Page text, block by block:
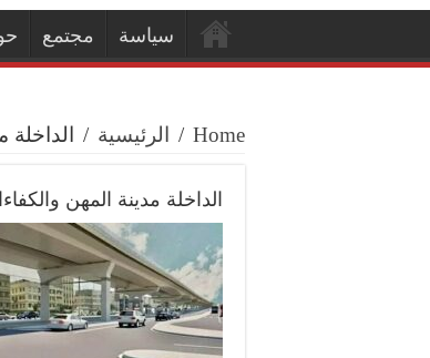
سياسة مجتمع
Home
/ الرئيسية /
الداخلة مدينة المهن